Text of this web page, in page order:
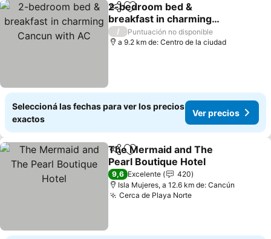
CompartirAñadir a favoritos
2-bedroom bed &
breakfast in charming
Cancun with AC
Ver precios
/
Puntuación no disponible
a 9.2 km de: Centro de la ciudad
Seleccioná las fechas para ver los precios
exactos
Ver precios
Compartir
Añadir a favoritos
The Mermaid and The
Pearl Boutique Hotel
Ver precios
9,6 Excelente
420
Isla Mujeres, a 12.6 km de: Cancún
Cerca de Playa NorteVer precios